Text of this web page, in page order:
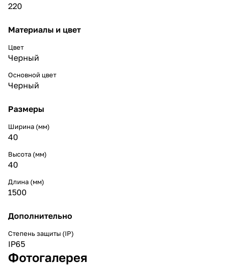
220
Материалы и цвет
Цвет
Черный
Основной цвет
Черный
Размеры
Ширина (мм)
40
Высота (мм)
40
Длина (мм)
1500
Дополнительно
Степень защиты (IP)
IP65
Фотогалерея